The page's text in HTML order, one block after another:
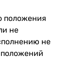
положения
не
не
положений